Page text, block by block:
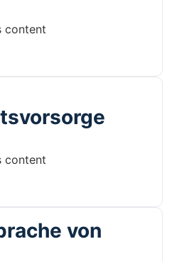
content
content
von